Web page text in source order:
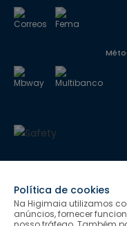
Siga-nos
Política de cookies
Na Higimaia utilizamos
anúncios, fornecer